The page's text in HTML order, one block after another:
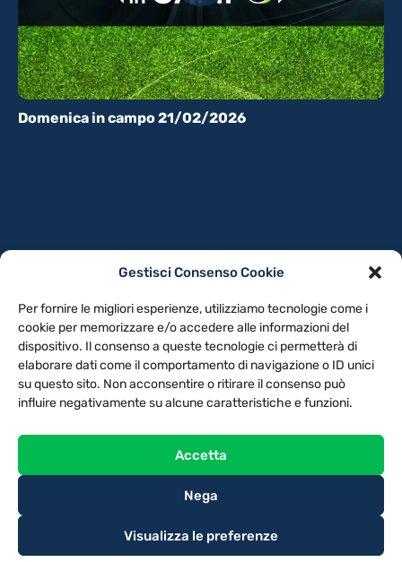
Gestisci Consenso Cookie
Per fornire le migliori esperienze, utilizziamo tecnologie come i
cookie per memorizzare e/o accedere alle informazioni del
dispositivo. Il consenso a queste tecnologie ci permetterà di
elaborare dati come il comportamento di navigazione o ID unici
su questo sito. Non acconsentire o ritirare il consenso può
influire negativamente su alcune caratteristiche e funzioni.
Accetta
Nega
Visualizza le preferenze
Domenica in campo 21/02/2026
NOTE LEGALI
CONTATTACI PREFERENZE
TV LIBERA S.P.A.
Via Monteleonese 95/21 – 51100 Pistoia (PT)
Tel. 0573.9136 / Fax 0573.913615